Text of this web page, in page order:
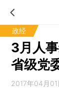
政经
3月人
省级党
2017年04月